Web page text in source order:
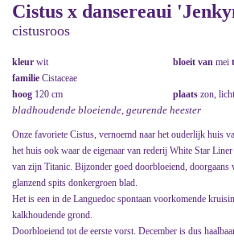
Cistus x dansereaui
cistusroos
kleur wit bloeit van mei
familie Cistaceae
hoog 120 cm plaats zon,
bladhoudende bloeiende, geurende heester
Onze favoriete Cistus, vernoemd naar het ouderlijk huis
het huis ook waar de eigenaar van rederij White Star
van zijn Titanic. Bijzonder goed doorbloeiend, doorgaans
glanzend spits donkergroen blad.
Het is een in de Languedoc spontaan voorkomende
kalkhoudende grond.
Doorbloeiend tot de eerste vorst. December is dus